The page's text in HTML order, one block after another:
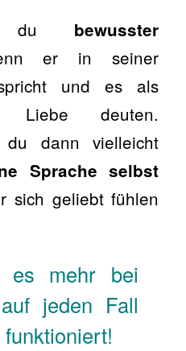
du bewusster
er in seiner
und es als
Liebe deuten.
du dann vielleicht
Sprache selbst
sich geliebt fühlen
es mehr bei
jeden Fall